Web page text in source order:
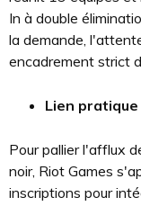
In à double
la demande,
encadrement strict
Lien pratique
Pour pallier l'afflux
noir, Riot Games
inscriptions pour